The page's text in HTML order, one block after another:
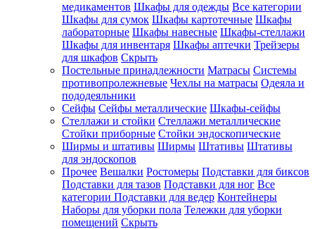
медикаментов Шкафы для одежды Все категории
Шкафы для сумок Шкафы картотечные Шкафы
лабораторные Шкафы навесные Шкафы-стеллажи
Шкафы для инвентаря Шкафы аптечки Трейзеры
для шкафов Скрыть
Постельные принадлежности Матрасы Системы
противопролежневые Чехлы на матрасы Одеяла и
пододеяльники
Сейфы Сейфы металлические Шкафы-сейфы
Стеллажи и стойки Стеллажи металлические
Стойки приборные Стойки эндоскопические
Ширмы и штативы Ширмы Штативы Штативы
для эндоскопов
Прочее Вешалки Ростомеры Подставки для биксов
Подставки для тазов Подставки для ног Все
категории Подставки для ведер Контейнеры
Наборы для уборки пола Тележки для уборки
помещений Скрыть